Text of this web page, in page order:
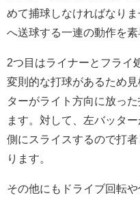
めて捕球しなければなり
へ送球する一連の動作を素
2つ目はライナーとフライ
変則的な打球があるため
ターがライト方向に放っ
ます。対して、左バッタ
側にスライスするので打
ります。
その他にもドライブ回転